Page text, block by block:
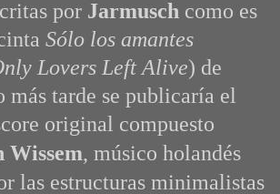
por Jarmusch como es
Sólo los amantes
Lovers Left Alive) de
más tarde se publicaría el
original compuesto
Wissem, músico holandés
las estructuras minimalistas